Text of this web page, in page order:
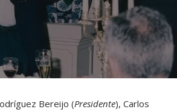
Bereijo (Presidente), Carlos